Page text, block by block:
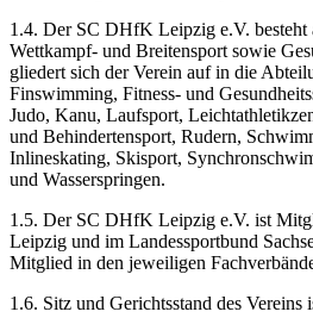
1.4. Der SC DHfK Leipzig e.V. besteht
Wettkampf- und Breitensport sowie
gliedert sich der Verein auf in die
Finswimming, Fitness- und
Judo, Kanu, Laufsport,
und Behindertensport, Rudern,
Inlineskating, Skisport,
und Wasserspringen.
1.5. Der SC DHfK Leipzig e.V. ist
Leipzig und im Landessportbund
Mitglied in den jeweiligen
1.6. Sitz und Gerichtsstand des Vereins